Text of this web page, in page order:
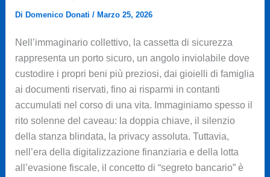
Di Domenico Donati / Marzo 25, 2026
Nell’immaginario collettivo, la cassetta di sicurezza
rappresenta un porto sicuro, un angolo inviolabile dove
custodire i propri beni più preziosi, dai gioielli di famiglia
ai documenti riservati, fino ai risparmi in contanti
accumulati nel corso di una vita. Immaginiamo spesso il
rito solenne del caveau: la doppia chiave, il silenzio
della stanza blindata, la privacy assoluta. Tuttavia,
nell’era della digitalizzazione finanziaria e della lotta
all’evasione fiscale, il concetto di “segreto bancario” è